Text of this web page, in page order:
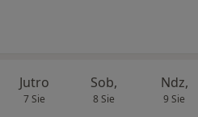
Jutro
7 Sie
Sob,
8 Sie
Ndz,
9 Sie